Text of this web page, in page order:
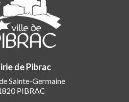
de Pibrac
Sainte-Germaine
PIBRAC